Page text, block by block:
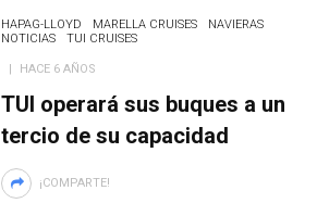
HAPAG-LLOYD MARELLA CRUISES
NAVIERAS
NOTICIAS
TUI CRUISES
HACE 6 AÑOS
TUI operará sus buques a un
tercio de su capacidad
¡COMPARTE!